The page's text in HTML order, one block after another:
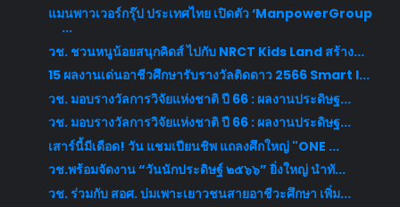
แมนพาวเวอร์กรุ๊ป ประเทศไทย เปิดตัว ‘ManpowerGroup
...
วช. ชวนหนูน้อยสนุกคิดส์ ไปกับ NRCT Kids Land สร้าง...
15 ผลงานเด่นอาชีวศึกษารับรางวัลติดดาว 2566 Smart I...
วช. มอบรางวัลการวิจัยแห่งชาติ ปี 66 : ผลงานประดิษฐ...
วช. มอบรางวัลการวิจัยแห่งชาติ ปี 66 : ผลงานประดิษฐ...
เสาร์นี้มีเดือด! วัน แชมเปียนชิพ แถลงศึกใหญ่ "ONE ...
วช.พร้อมจัดงาน “วันนักประดิษฐ์ ๒๕๖๖” ยิ่งใหญ่ นำทั...
วช. ร่วมกับ สอศ. บ่มเพาะเยาวชนสายอาชีวะศึกษา เพิ่ม...